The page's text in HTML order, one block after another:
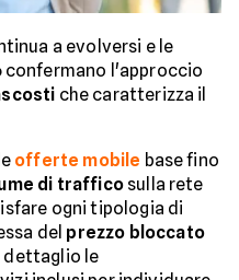
a evolversi e le
confermano l'approccio
che caratterizza il
offerte mobile base fino
di trafficosulla rete
ogni tipologia di
del prezzo bloccato
dettaglio le